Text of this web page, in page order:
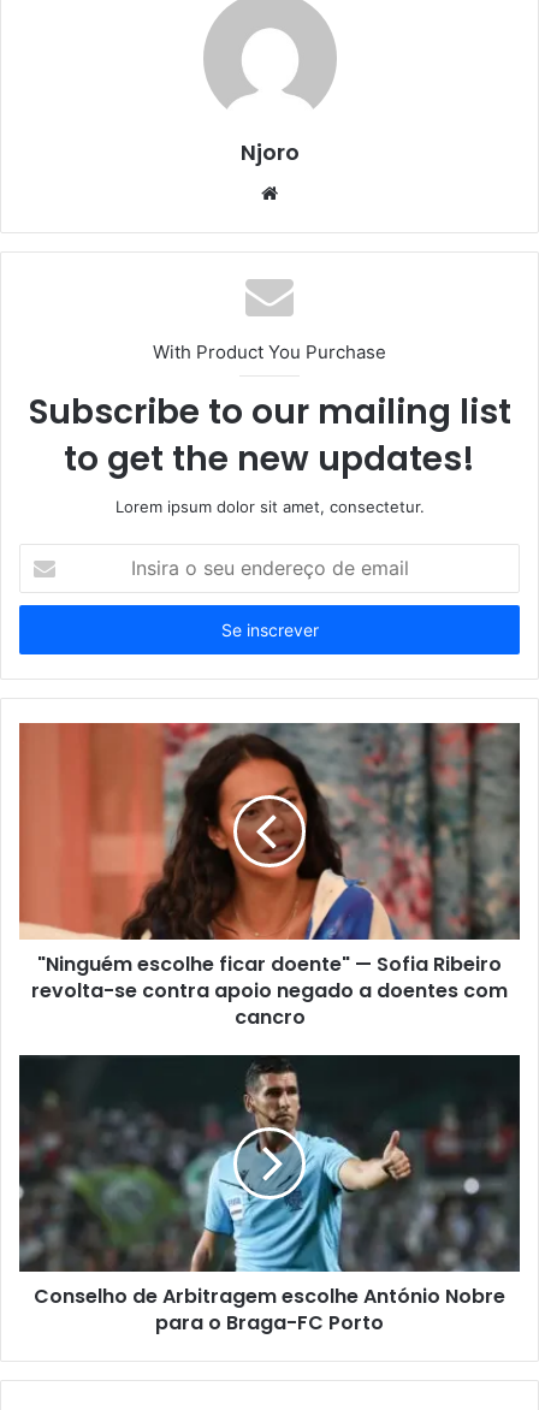
Njoro
Website
With Product You Purchase
Subscribe to our mailing list
to get the new updates!
Lorem ipsum dolor sit amet, consectetur.
seu
de
email
"Ninguém escolhe ficar doente" — Sofia Ribeiro
revolta-se contra apoio negado a doentes com
cancro
Conselho de Arbitragem escolhe António Nobre
para o Braga-FC Porto